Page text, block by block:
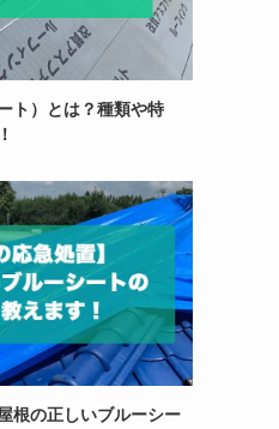
ト）とは？種類や特
根の正しいブルーシー